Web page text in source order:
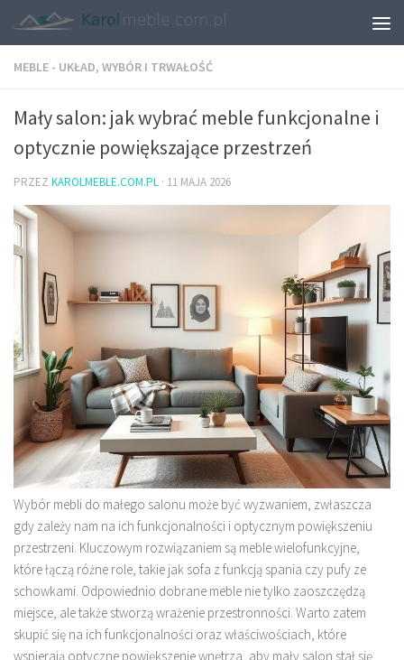
MEBLE - UKŁAD, WYBÓR I TRWAŁOŚĆ
Mały salon: jak wybrać meble funkcjonalne i
optycznie powiększające przestrzeń
PRZEZ KAROLMEBLE.COM.PL · 11 MAJA 2026
Wybór mebli do małego salonu może być wyzwaniem, zwłaszcza
gdy zależy nam na ich funkcjonalności i optycznym powiększeniu
przestrzeni. Kluczowym rozwiązaniem są meble wielofunkcyjne,
które łączą różne role, takie jak sofa z funkcją spania czy pufy ze
schowkami. Odpowiednio dobrane meble nie tylko zaoszczędzą
miejsce, ale także stworzą wrażenie przestronności. Warto zatem
skupić się na ich funkcjonalności oraz właściwościach, które
wspierają optyczne powiększenie wnętrza, aby mały salon stał się